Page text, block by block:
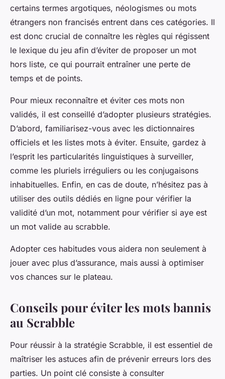
certains termes argotiques, néologismes ou mots
étrangers non francisés entrent dans ces catégories. Il
est donc crucial de connaître les règles qui régissent
le lexique du jeu afin d’éviter de proposer un mot
hors liste, ce qui pourrait entraîner une perte de
temps et de points.
Pour mieux reconnaître et éviter ces mots non
validés, il est conseillé d’adopter plusieurs stratégies.
D’abord, familiarisez-vous avec les dictionnaires
officiels et les listes mots à éviter. Ensuite, gardez à
l’esprit les particularités linguistiques à surveiller,
comme les pluriels irréguliers ou les conjugaisons
inhabituelles. Enfin, en cas de doute, n’hésitez pas à
utiliser des outils dédiés en ligne pour vérifier la
validité d’un mot, notamment pour vérifier si aye est
un mot valide au scrabble.
Adopter ces habitudes vous aidera non seulement à
jouer avec plus d’assurance, mais aussi à optimiser
vos chances sur le plateau.
Conseils pour éviter les mots bannis
au Scrabble
Pour réussir à la stratégie Scrabble, il est essentiel de
maîtriser les astuces afin de prévenir erreurs lors des
parties. Un point clé consiste à consulter